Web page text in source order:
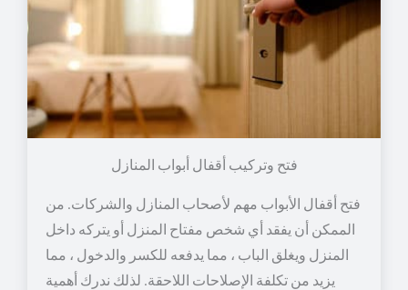
فتح وتركيب أقفال أبواب المنازل
فتح أقفال الأبواب مهم لأصحاب المنازل والشركات. من
الممكن أن يفقد أي شخص مفتاح المنزل أو يتركه داخل
المنزل ويغلق الباب ، مما يدفعه للكسر والدخول ، مما
يزيد من تكلفة الإصلاحات اللاحقة. لذلك ندرك أهمية